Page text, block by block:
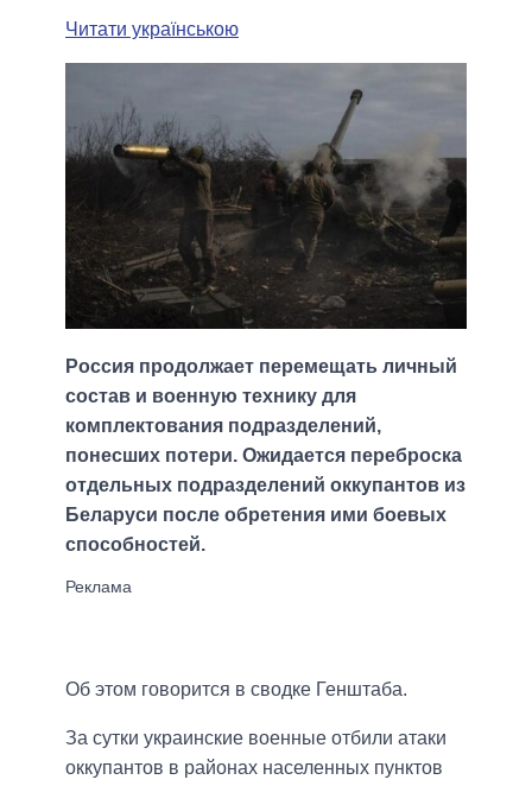
Читати українською
Россия продолжает перемещать личный
состав и военную технику для
комплектования подразделений,
понесших потери. Ожидается переброска
отдельных подразделений оккупантов из
Беларуси после обретения ими боевых
способностей.
Об этом говорится в сводке Генштаба.
За сутки украинские военные отбили атаки
оккупантов в районах населенных пунктов